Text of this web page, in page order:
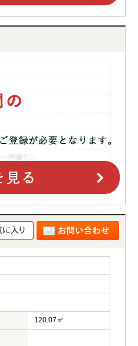
120.07㎡